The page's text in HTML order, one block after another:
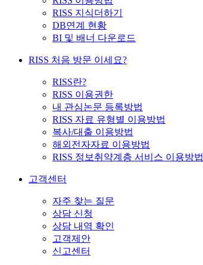
RISS 지식더하기
DB연계 현황
BI 및 배너 다운로드
RISS 처음 방문 이세요?
RISS란?
RISS 이용권한
내 관심논문 등록방법
RISS 자료 유형별 이용방법
복사/대출 이용방법
해외전자자료 이용방법
RISS 정보취약계층 서비스 이용방법
고객센터
자주 찾는 질문
상담 신청
상담 내역 확인
고객제안
신고센터